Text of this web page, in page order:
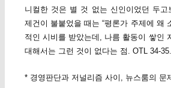
니컬한 것은 별 것 없는 신인이었던 두고
제건이 불붙었을 때는 “평론가 주제에 왜
적인 시비를 받았는데, 나름 활동이 쌓인
대해서는 그런 것이 없다는 점. OTL 34-
* 경영판단과 저널리즘 사이, 뉴스룸의 문